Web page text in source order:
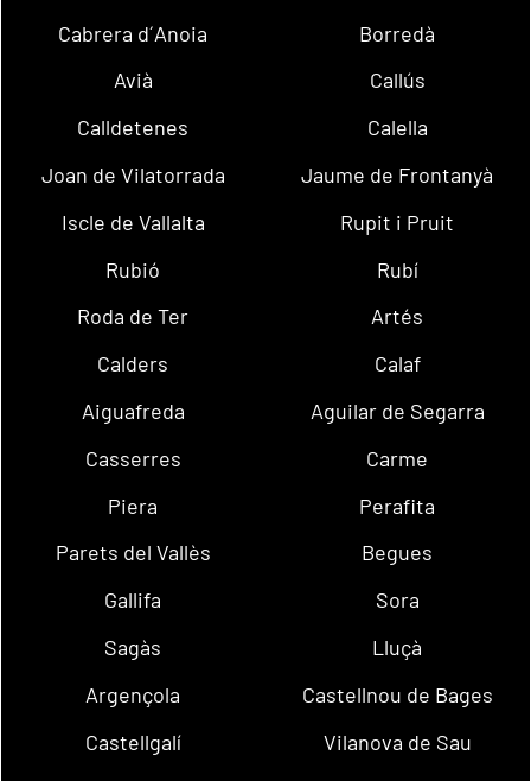
Cabrera d´Anoia
Borredà
Avià
Callús
Calldetenes
Calella
Joan de Vilatorrada
Jaume de Frontanyà
Iscle de Vallalta
Rupit i Pruit
Rubió
Rubí
Roda de Ter
Artés
Calders
Calaf
Aiguafreda
Aguilar de Segarra
Casserres
Carme
Piera
Perafita
Parets del Vallès
Begues
Gallifa
Sora
Sagàs
Lluçà
Argençola
Castellnou de Bages
Castellgalí
Vilanova de Sau